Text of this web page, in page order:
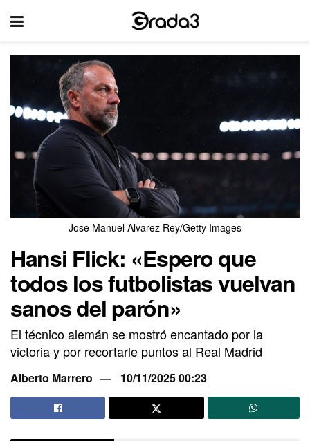
Jose Manuel Alvarez Rey/Getty Images
Hansi Flick: «Espero que
todos los futbolistas vuelvan
sanos del parón»
El técnico alemán se mostró encantado por la
victoria y por recortarle puntos al Real Madrid
Alberto Marrero 10/11/2025 00:23